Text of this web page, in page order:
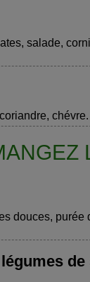
salade,
chévre.
douces,
de